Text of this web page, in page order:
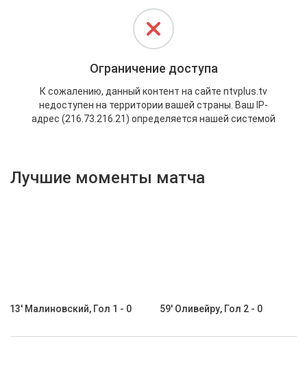
Лучшие моменты матча
13' Малиновский, Гол 1 - 0 59' Оливейру, Гол 2 - 0